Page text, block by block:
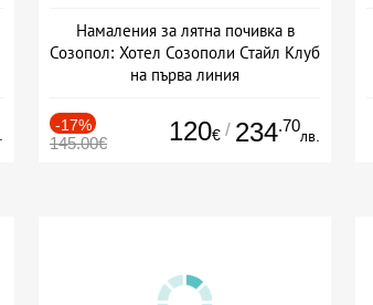
Намаления за лятна почивка в
Созопол: Хотел Созополи Стайл Клуб
на първа линия
-17%
145.00€ 120€ / 234.70
лв.